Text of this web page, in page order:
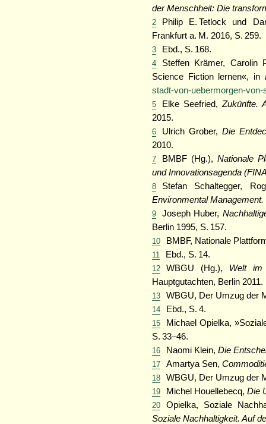
der Menschheit: Die
2
Philip E. Tetlock und
Frankfurt a. M. 2016, S.
3 Ebd., S. 168.
4
Steffen Krämer, Carolin
Science Fiction lernen«, in
stadt-von-uebermorgen-
5 Elke Seefried, Zukünfte.
2015.
6 Ulrich Grober,Die
2010.
7 BMBF (Hg.),Nationale
und Innovationsagenda
8
Stefan Schaltegger,
Environmental
9 Joseph Huber,
Berlin 1995, S. 157.
10 BMBF, Nationale
11 Ebd., S. 14.
12 WBGU (Hg.), Welt im
Hauptgutachten, Berlin
13 WBGU, Der Umzug der
14 Ebd., S. 4.
15
Michael Opielka,
S. 33–46.
16 Naomi Klein,Die
17 Amartya Sen,
18 WBGU, Der Umzug der
19 Michel Houellebecq,Die
20
Opielka, Soziale
Soziale Nachhaltigkeit. Auf